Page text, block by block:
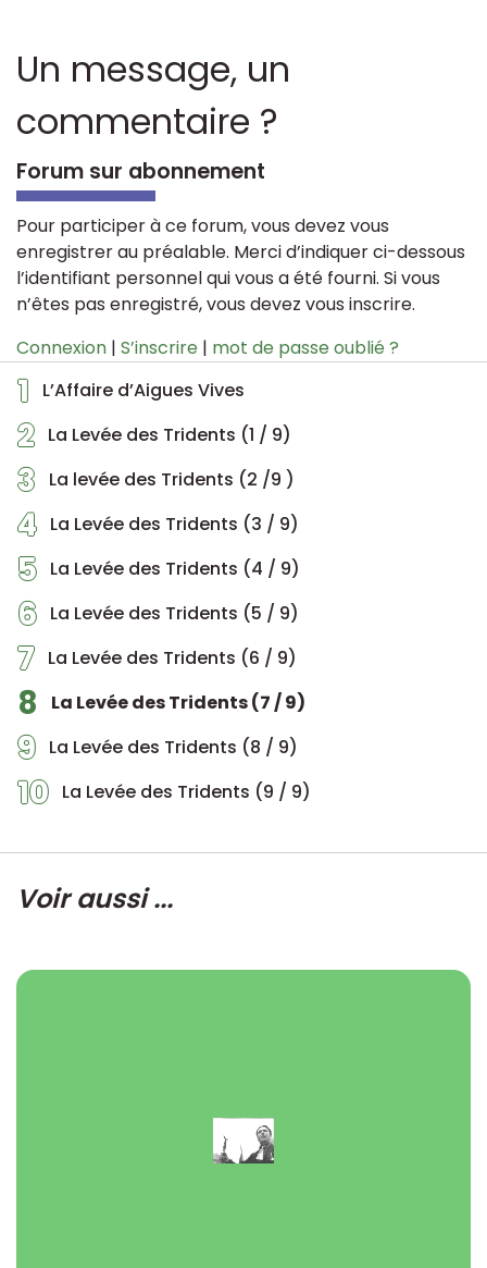
1 L’Affaire d’Aigues Vives
2 La Levée des Tridents (1 / 9)
3 La levée des Tridents (2 /9 )
4 La Levée des Tridents (3 / 9)
5 La Levée des Tridents (4 / 9)
6 La Levée des Tridents (5 / 9)
7 La Levée des Tridents (6 / 9)
8 La Levée des Tridents (7 / 9)
9 La Levée des Tridents (8 / 9)
10 La Levée des Tridents (9 / 9)
Un message, un
commentaire ?
Forum sur abonnement
Pour participer à ce forum, vous devez vous
enregistrer au préalable. Merci d’indiquer ci-dessous
l’identifiant personnel qui vous a été fourni. Si vous
n’êtes pas enregistré, vous devez vous inscrire.
Connexion | S’inscrire | mot de passe oublié ?
Voir aussi ...